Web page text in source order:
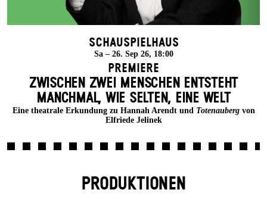
Schauspielhaus
Sa – 26. Sep 26, 18:00
Premiere
ZWISCHEN ZWEI MENSCHEN ENT­STEHT
MANCH­MAL, WIE SELTEN, EINE WELT
Eine theatrale Erkundung zu Hannah Arendt und Totenaubergvon
Elfriede Jelinek
PRODUKTIONEN